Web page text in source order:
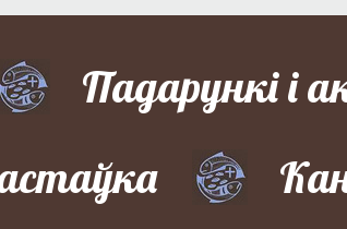
Падарункі і